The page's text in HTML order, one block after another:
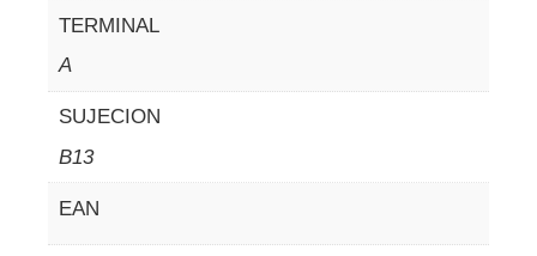
TERMINAL
A
SUJECION
B13
EAN